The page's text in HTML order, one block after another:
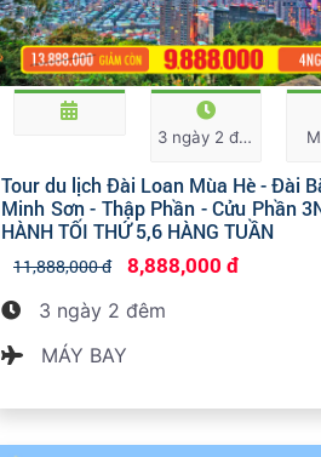
3 ngày 2 đêm
Tour du lịch Đài Loan Mùa Hè - Đài
Minh Sơn - Thập Phần - Cửu Phần
HÀNH TỐI THỨ 5,6 HÀNG TUẦN
11,888,000 đ 8,888,000 đ
3 ngày 2 đêm
MÁY BAY